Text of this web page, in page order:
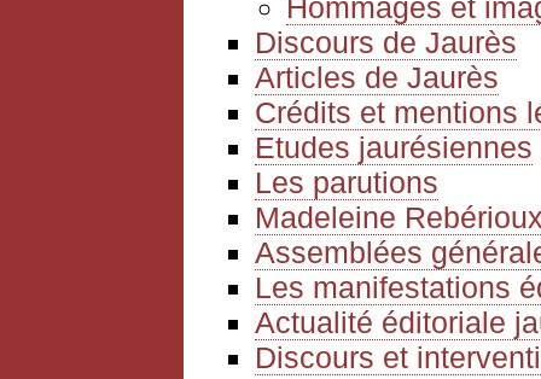
Discours de Jaurès
Articles de Jaurès
Crédits et mentions
Etudes jaurésiennes
Les parutions
Madeleine
Assemblées
Les manifestations
Actualité éditoriale
Discours et